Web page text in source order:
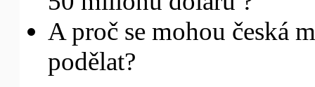
A proč se mohou česká
podělat?